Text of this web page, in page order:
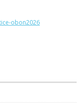
obon2026